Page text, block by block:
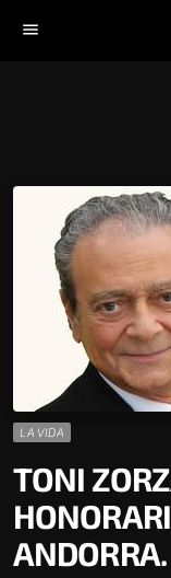
menu
LA VIDA
TONI
ANDORRA.